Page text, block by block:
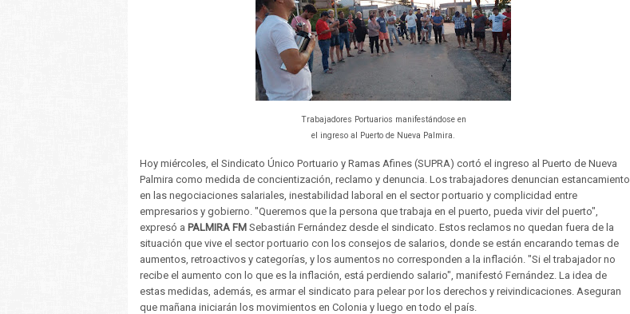
Trabajadores Portuarios manifestándose en
el ingreso al Puerto de Nueva Palmira.
Hoy miércoles, el Sindicato Único Portuario y Ramas Afines (SUPRA) cortó el ingreso al Puerto de Nueva
Palmira como medida de concientización, reclamo y denuncia. Los trabajadores denuncian estancamiento
en las negociaciones salariales, inestabilidad laboral en el sector portuario y complicidad entre
empresarios y gobierno. "Queremos que la persona que trabaja en el puerto, pueda vivir del puerto",
expresó a PALMIRA FM Sebastián Fernández desde el sindicato. Estos reclamos no quedan fuera de la
situación que vive el sector portuario con los consejos de salarios, donde se están encarando temas de
aumentos, retroactivos y categorías, y los aumentos no corresponden a la inflación. "Si el trabajador no
recibe el aumento con lo que es la inflación, está perdiendo salario", manifestó Fernández. La idea de
estas medidas, además, es armar el sindicato para pelear por los derechos y reivindicaciones. Aseguran
que mañana iniciarán los movimientos en Colonia y luego en todo el país.